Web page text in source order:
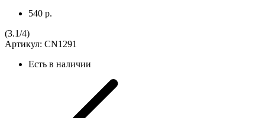
540 р.
(3.1/4)
Артикул: CN1291
Есть в наличии